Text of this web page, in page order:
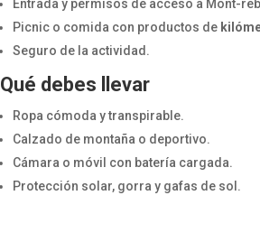
Entrada y permisos de acceso a Mont-
Picnic o comida con productos de
Seguro de la actividad.
Qué debes llevar
Ropa cómoda y transpirable.
Calzado de montaña o deportivo.
Cámara o móvil con batería cargada.
Protección solar, gorra y gafas de sol.